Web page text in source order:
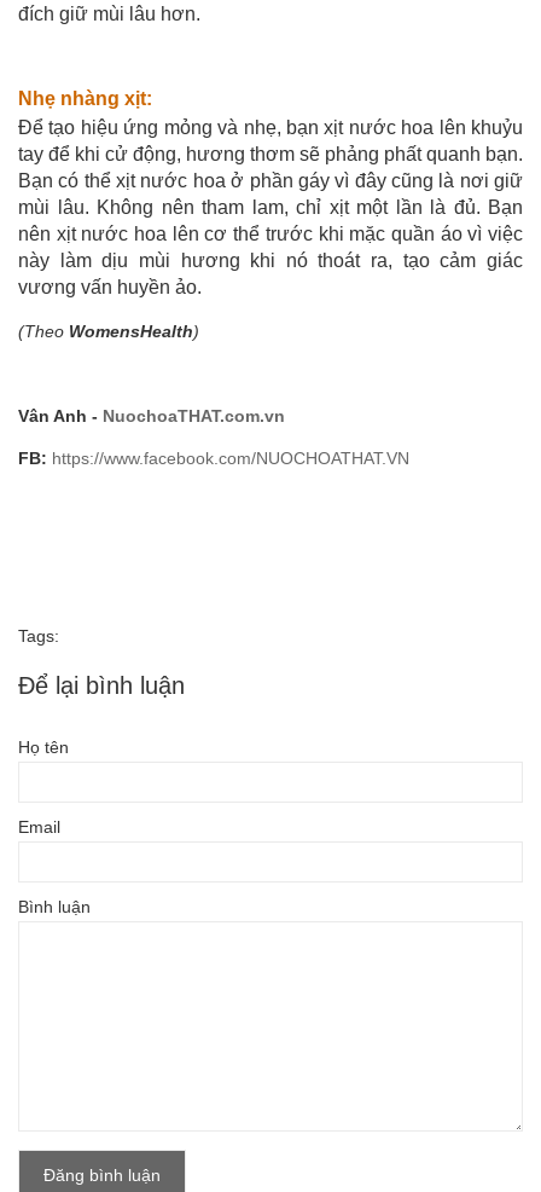
đích giữ mùi lâu hơn.
Nhẹ nhàng xịt:
Để tạo hiệu ứng mỏng và nhẹ, bạn xịt nước hoa lên khuỷu
tay để khi cử động, hương thơm sẽ phảng phất quanh bạn.
Bạn có thể xịt nước hoa ở phần gáy vì đây cũng là nơi giữ
mùi lâu. Không nên tham lam, chỉ xịt một lần là đủ. Bạn
nên xịt nước hoa lên cơ thể trước khi mặc quần áo vì việc
này làm dịu mùi hương khi nó thoát ra, tạo cảm giác
vương vấn huyền ảo.
(Theo WomensHealth)
Vân Anh - NuochoaTHAT.com.vn
FB: https://www.facebook.com/NUOCHOATHAT.VN
Tags:
Để lại bình luận
Họ tên
Email
Bình luận
Đăng bình luận